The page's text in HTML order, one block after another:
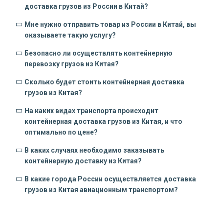
доставка грузов из России в Китай?
Мне нужно отправить товар из России в Китай, вы
оказываете такую услугу?
Безопасно ли осуществлять контейнерную
перевозку грузов из Китая?
Сколько будет стоить контейнерная доставка
грузов из Китая?
На каких видах транспорта происходит
контейнерная доставка грузов из Китая, и что
оптимально по цене?
В каких случаях необходимо заказывать
контейнерную доставку из Китая?
В какие города России осуществляется доставка
грузов из Китая авиационным транспортом?